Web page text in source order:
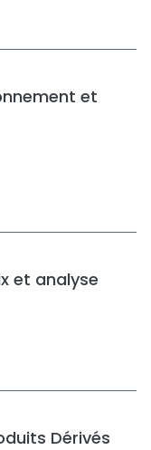
et
et analyse
Dérivés